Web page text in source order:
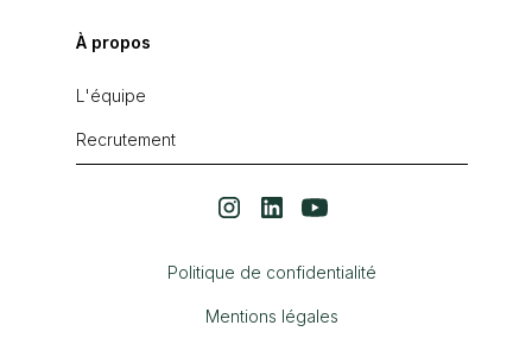
À propos
L'équipe
Recrutement
Politique de confidentialité
Mentions légales